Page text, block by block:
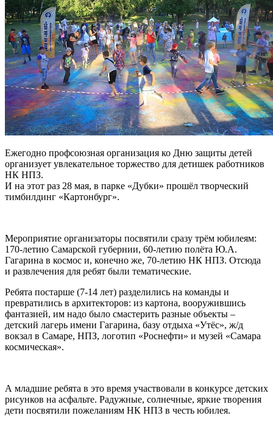
Ежегодно профсоюзная организация ко Дню защиты детей
организует увлекательное торжество для детишек работников
НК НПЗ.
И на этот раз 28 мая, в парке «Дубки» прошёл творческий
тимбилдинг «Картонбург».
Мероприятие организаторы посвятили сразу трём юбилеям:
170-летию Самарской губернии, 60-летию полёта Ю.А.
Гагарина в космос и, конечно же, 70-летию НК НПЗ. Отсюда
и развлечения для ребят были тематические.
Ребята постарше (7-14 лет) разделились на команды и
превратились в архитекторов: из картона, вооружившись
фантазией, им надо было смастерить разные объекты –
детский лагерь имени Гагарина, базу отдыха «Утёс», ж/д
вокзал в Самаре, НПЗ, логотип «Роснефти» и музей «Самара
космическая».
А младшие ребята в это время участвовали в конкурсе детских
рисунков на асфальте. Радужные, солнечные, яркие творения
дети посвятили пожеланиям НК НПЗ в честь юбилея.